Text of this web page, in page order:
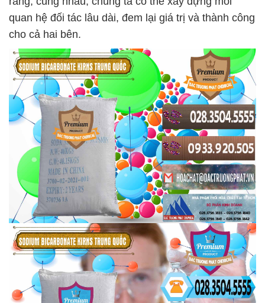
quan hệ đối tác lâu dài, đem lại giá trị và thành công
cho cả hai bên.